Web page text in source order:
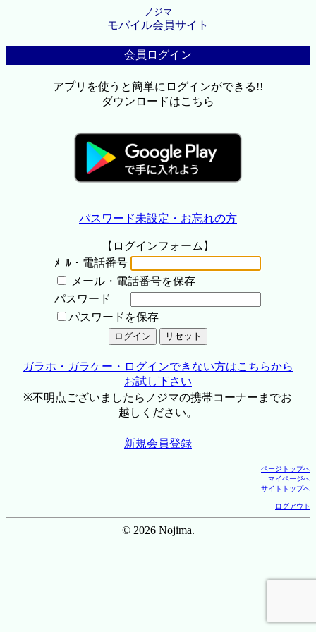
ノジマ
モバイル会員サイト
会員ログイン
アプリを使うと簡単にログインができる!!
ダウンロードはこちら
パスワード未設定・お忘れの方
【ログインフォーム】
ﾒｰﾙ・電話番号
メール・電話番号を保存
パスワード
パスワードを保存
ガラホ・ガラケー・ログインできない方はこちらから
お試し下さい
※不明点ございましたらノジマの携帯コーナーまでお
越しください。
新規会員登録
ページトップへ
マイページへ
サイトトップへ
ログアウト
© 2026 Nojima.